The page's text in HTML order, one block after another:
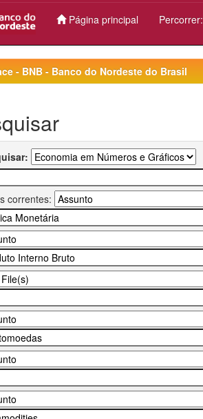
Página principal Percorrer:
- BNB - Banco do Nordeste do Brasil
correntes: